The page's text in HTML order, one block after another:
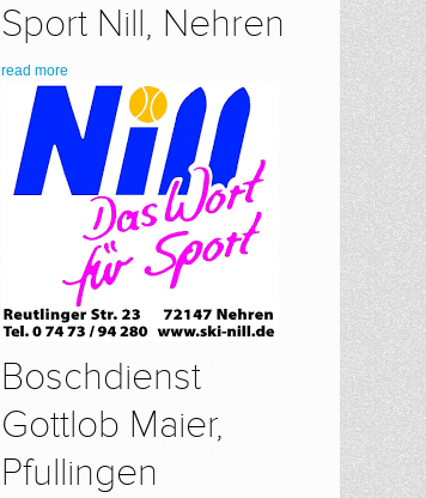
Sport Nill, Nehren
read more
Boschdienst
Gottlob Maier,
Pfullingen